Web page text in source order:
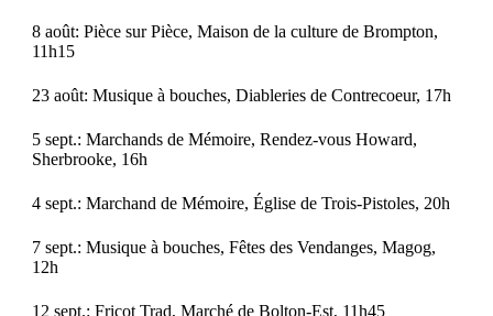
8 août: Pièce sur Pièce, Maison de la culture de Brompton,
11h15
23 août: Musique à bouches, Diableries de Contrecoeur, 17h
5 sept.: Marchands de Mémoire, Rendez-vous Howard,
Sherbrooke, 16h
4 sept.: Marchand de Mémoire, Église de Trois-Pistoles, 20h
7 sept.: Musique à bouches, Fêtes des Vendanges, Magog,
12h
12 sept.: Fricot Trad, Marché de Bolton-Est, 11h45